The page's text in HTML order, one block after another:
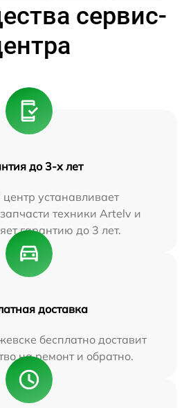
сервис-
до 3-х лет
устанавливает
техники Artelv и
гарантию до 3 лет.
доставка
бесплатно доставит
на ремонт и обратно.